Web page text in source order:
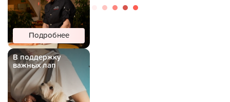
Подробнее
В поддержку
важных лап